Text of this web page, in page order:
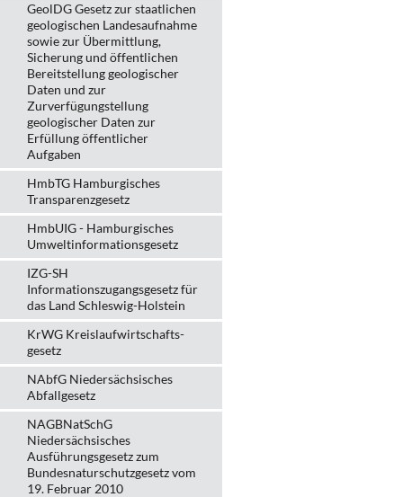
GeolDG Gesetz zur staatlichen
geologischen Landesaufnahme
sowie zur Übermittlung,
Sicherung und öffentlichen
Bereitstellung geologischer
Daten und zur
Zurverfügungstellung
geologischer Daten zur
Erfüllung öffentlicher
Aufgaben
HmbTG Hamburgisches
Transparenzgesetz
HmbUIG - Hamburgisches
Umweltinformationsgesetz
IZG-SH
Informationszugangsgesetz für
das Land Schleswig-Holstein
KrWG Kreislaufwirtschafts­
gesetz
NAbfG Niedersächsisches
Abfallgesetz
NAGBNatSchG
Niedersächsisches
Ausführungsgesetz zum
Bundesnaturschutzgesetz vom
19. Februar 2010